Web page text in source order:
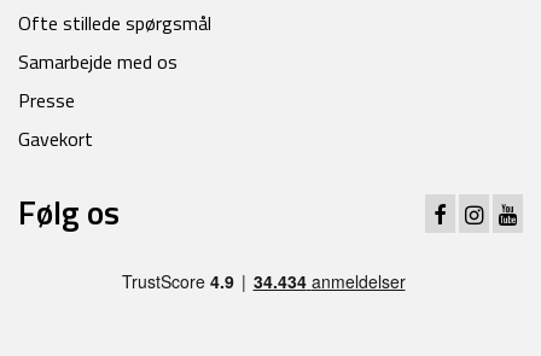
Ofte stillede spørgsmål
Samarbejde med os
Presse
Gavekort
Følg os